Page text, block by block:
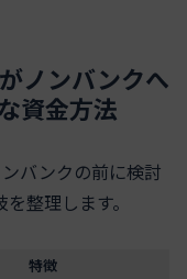
ノンバンクへ
資金方法
バンクの前に検討
整理します。
特徴